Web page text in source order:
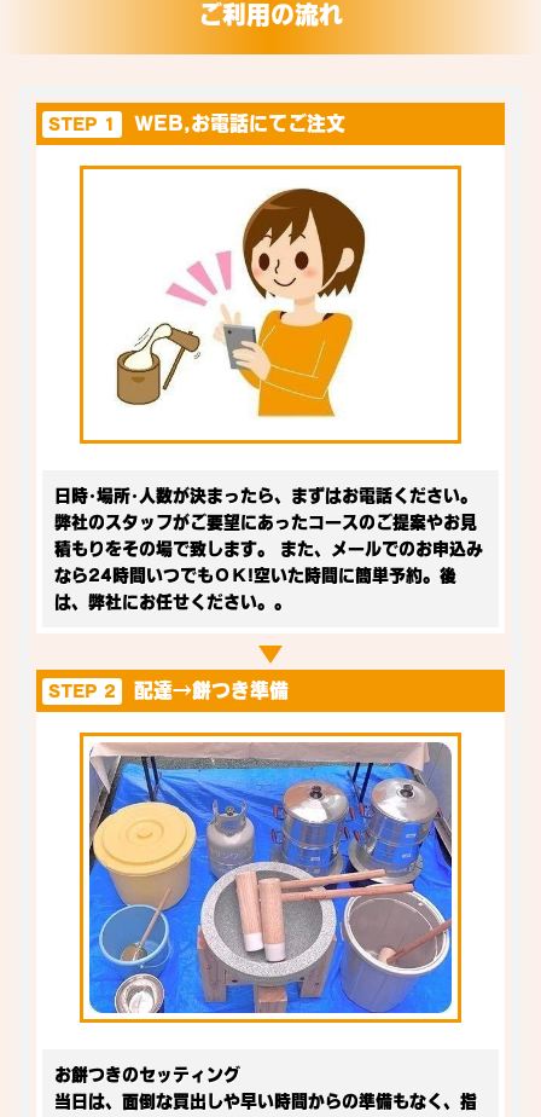
ご利用の流れ
STEP 1 WEB,お電話にてご注文
日時･場所･人数が決まったら、まずはお電話ください。
弊社のスタッフがご要望にあったコースのご提案やお見
積もりをその場で致します。 また、メールでのお申込み
なら24時間いつでもＯＫ!空いた時間に簡単予約。後
は、弊社にお任せください。。
STEP 2 配達→餅つき準備
お餅つきのセッティング
当日は、面倒な買出しや早い時間からの準備もなく、指